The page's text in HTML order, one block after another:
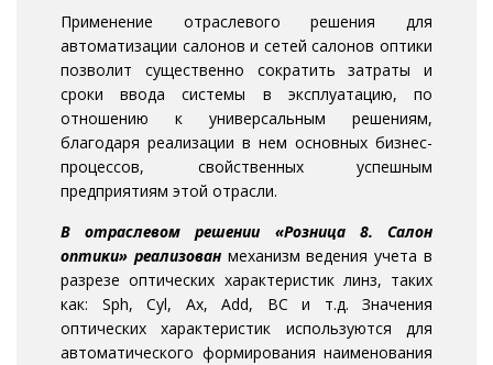
Применение отраслевого решения для
автоматизации салонов и сетей салонов оптики
позволит существенно сократить затраты и
сроки ввода системы в эксплуатацию, по
отношению к универсальным решениям,
благодаря реализации в нем основных бизнес-
процессов, свойственных успешным
предприятиям этой отрасли.
В отраслевом решении «Розница 8. Салон
оптики» реализованмеханизм ведения учета в
разрезе оптических характеристик линз, таких
как: Sph, Cyl, Ax, Add, BC и т.д. Значения
оптических характеристик используются для
автоматического формирования наименования